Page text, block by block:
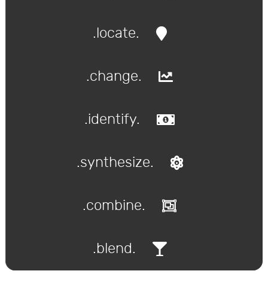
.locate.
.change.
.identify.
.synthesize.
.combine.
.blend.